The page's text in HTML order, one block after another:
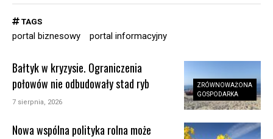
TAGS
portal biznesowy portal informacyjny
ZRÓWNOWAŻONA
GOSPODARKA
Bałtyk w kryzysie. Ograniczenia
połowów nie odbudowały stad ryb
7 sierpnia, 2026
Nowa wspólna polityka rolna może